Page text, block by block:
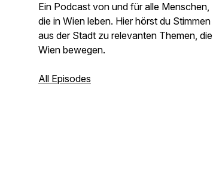
Ein Podcast von und für alle Menschen,
die in Wien leben. Hier hörst du Stimmen
aus der Stadt zu relevanten Themen, die
Wien bewegen.
All Episodes